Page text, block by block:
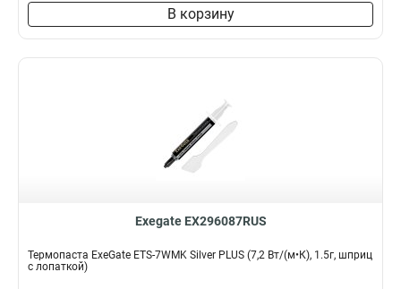
В корзину
Exegate EX296087RUS
Термопаста ExeGate ETS-7WMK Silver PLUS (7,2 Вт/(м•К), 1.5г, шприц
с лопаткой)